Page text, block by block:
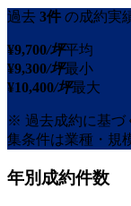
過去 3件 の成約実
¥9,700/坪平均
¥9,300/坪最小
¥10,400/坪最大
※ 過去成約に基づ
集条件は業種・規
年別成約件数